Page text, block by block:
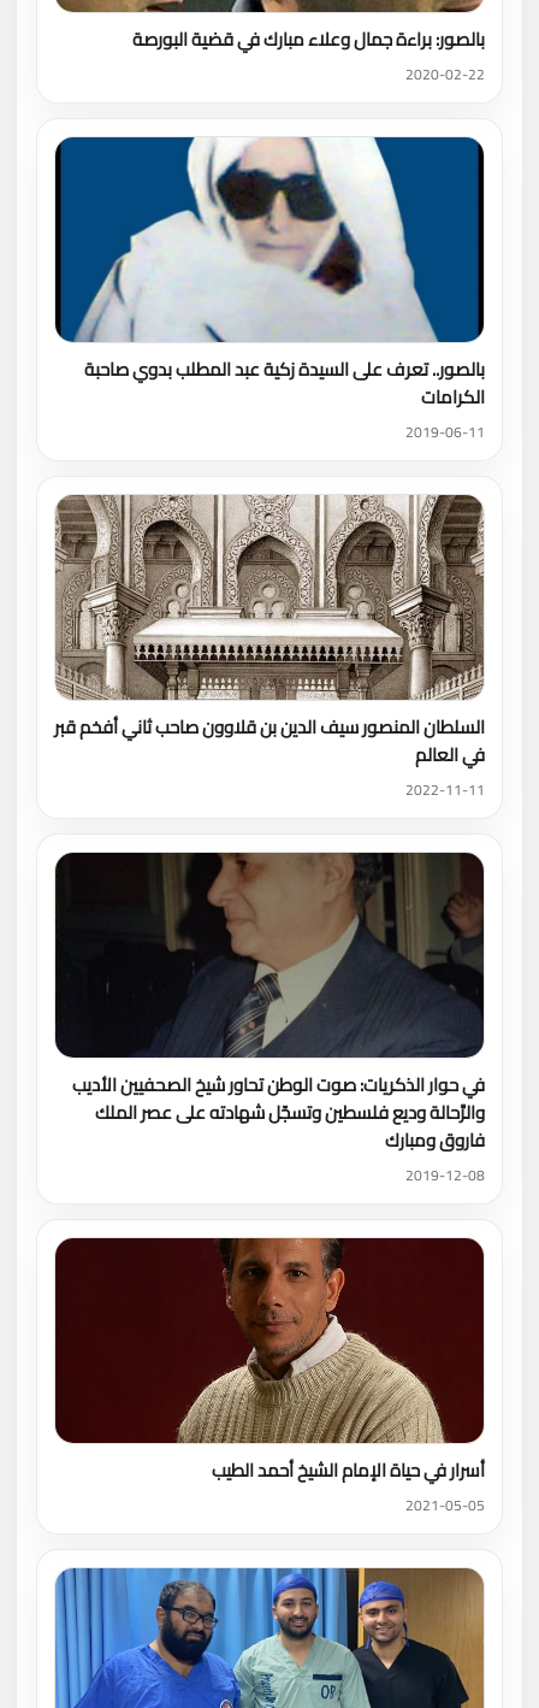
بالصور: براءة جمال وعلاء مبارك في قضية البورصة
2020-02-22
بالصور.. تعرف على السيدة زكية عبد المطلب بدوي صاحبة
الكرامات
2019-06-11
السلطان المنصور سيف الدين بن قلاوون صاحب ثاني أفخم قبر
في العالم
2022-11-11
في حوار الذكريات: صوت الوطن تحاور شيخ الصحفيين الأديب
والرَّحالة وديع فلسطين وتسجّل شهادته على عصر الملك
فاروق ومبارك
2019-12-08
أسرار في حياة الإمام الشيخ أحمد الطيب
2021-05-05